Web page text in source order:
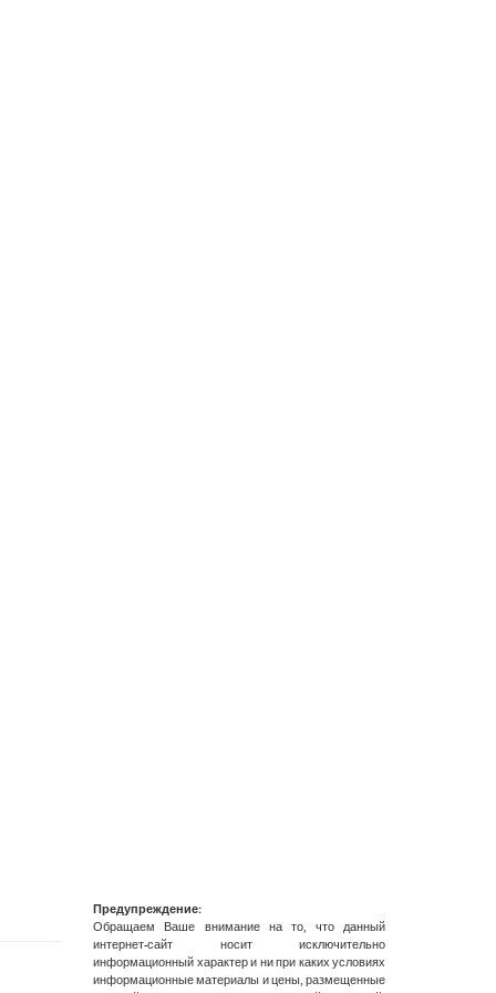
Предупреждение:
Обращаем Ваше внимание на то, что данный
интернет-сайт носит исключительно
информационный характер и ни при каких условиях
информационные материалы и цены, размещенные